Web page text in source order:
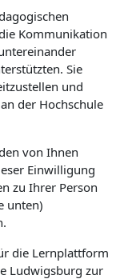
Kommunikation
Sie
und
der Hochschule
von Ihnen
Einwilligung
zu Ihrer Person
unten)
die Lernplattform
Ludwigsburg zur